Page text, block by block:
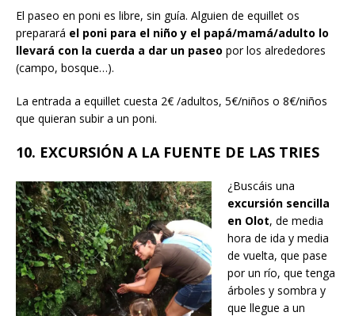
El paseo en poni es libre, sin guía. Alguien de equillet os
preparará el poni para el niño y el papá/mamá/adulto lo
llevará con la cuerda a dar un paseo por los alrededores
(campo, bosque…).
La entrada a equillet cuesta 2€ /adultos, 5€/niños o 8€/niños
que quieran subir a un poni.
10. EXCURSIÓN A LA FUENTE DE LAS TRIES
¿Buscáis una
excursión sencilla
en Olot, de media
hora de ida y media
de vuelta, que pase
por un río, que tenga
árboles y sombra y
que llegue a un